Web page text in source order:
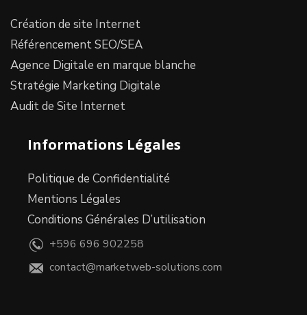
Création de site Internet
Référencement SEO/SEA
Agence Digitale en marque blanche
Stratégie Marketing Digitale
Audit de Site Internet
Informations Légales
Politique de Confidentialité
Mentions Légales
Conditions Générales D’utilisation
+596 696 902258
contact@marketweb-solutions.com